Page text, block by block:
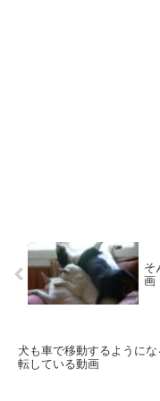
そ
画
犬も車で移動するように
転している動画